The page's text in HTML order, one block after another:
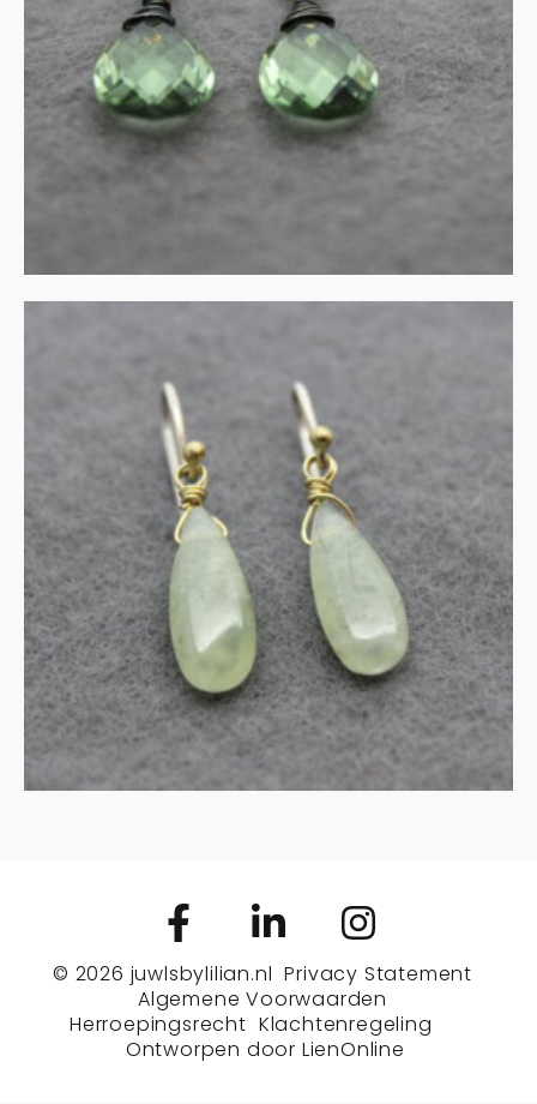
€115.00
IN WINKELMAND
UITVERKOCHT
Prehniet in zilver en goud
€135.00
MEER INFORMATIE
© 2026 juwlsbylilian.nl Privacy Statement
Algemene Voorwaarden
Herroepingsrecht Klachtenregeling
Ontworpen door LienOnline